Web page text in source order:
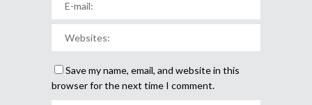
Save my name, email, and website in this
browser for the next time I comment.